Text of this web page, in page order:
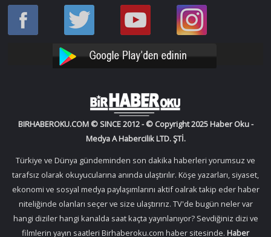
Haber
Oku
Haber
Oku
Bir
Haber
YouTube
Bir
Haber
Instagram
BIRHABEROKU.COM © SINCE 2012 - © Copyright 2025 Haber Oku -
Medya A Habercilik LTD. ŞTİ.
Türkiye ve Dünya gündeminden son dakika haberleri yorumsuz ve
tarafsız olarak okuyucularına anında ulaştırılır. Köşe yazarları, siyaset,
ekonomi ve sosyal medya paylaşımlarını aktif oalrak takip eder haber
niteliğinde olanları seçer ve size ulaştırırız. TV'de bugün neler var
hangi diziler hangi kanalda saat kaçta yayınlanıyor? Sevdiğiniz dizi ve
filmlerin yayın saatleri Birhaberoku.com haber sitesinde. Haber